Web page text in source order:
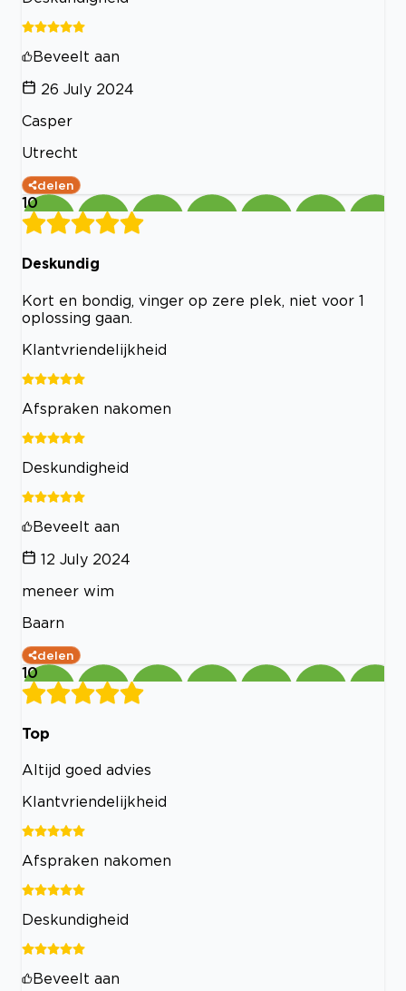
Beveelt aan
26 July 2024
Casper
Utrecht
delen
10
Deskundig
Kort en bondig, vinger op zere plek, niet voor 1
oplossing gaan.
Klantvriendelijkheid
Afspraken nakomen
Deskundigheid
Beveelt aan
12 July 2024
meneer wim
Baarn
delen
10
Top
Altijd goed advies
Klantvriendelijkheid
Afspraken nakomen
Deskundigheid
Beveelt aan